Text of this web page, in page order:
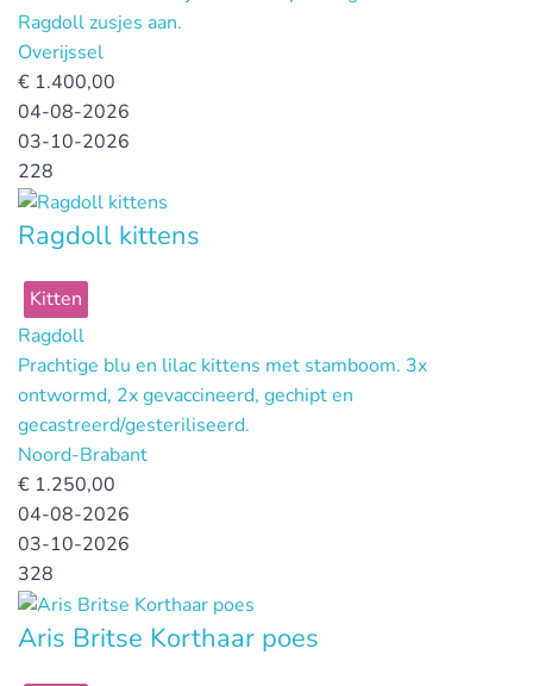
Ragdoll zusjes aan.
Overijssel
€ 1.400,00
04-08-2026
03-10-2026
228
Ragdoll kittens
Kitten
Ragdoll
Prachtige blu en lilac kittens met stamboom. 3x
ontwormd, 2x gevaccineerd, gechipt en
gecastreerd/gesteriliseerd.
Noord-Brabant
€ 1.250,00
04-08-2026
03-10-2026
328
Aris Britse Korthaar poes